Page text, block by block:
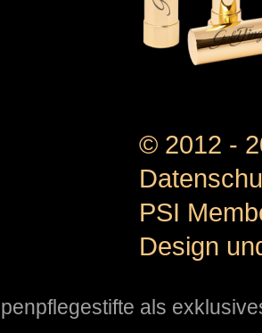
© 2012 -
PSI
Design
als